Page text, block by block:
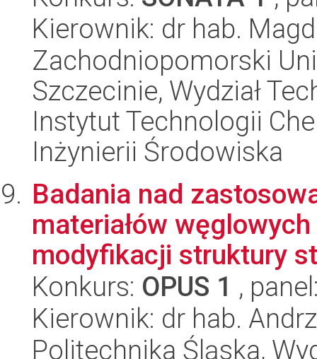
Kierownik: dr hab.
Zachodniopomorski
Szczecinie, Wydział
Instytut Technologii
Inżynierii Środowiska
Badania nad
materiałów
modyfikacji struktury
Konkurs: OPUS 1 ,
Kierownik: dr hab.
Politechnika Śląska,